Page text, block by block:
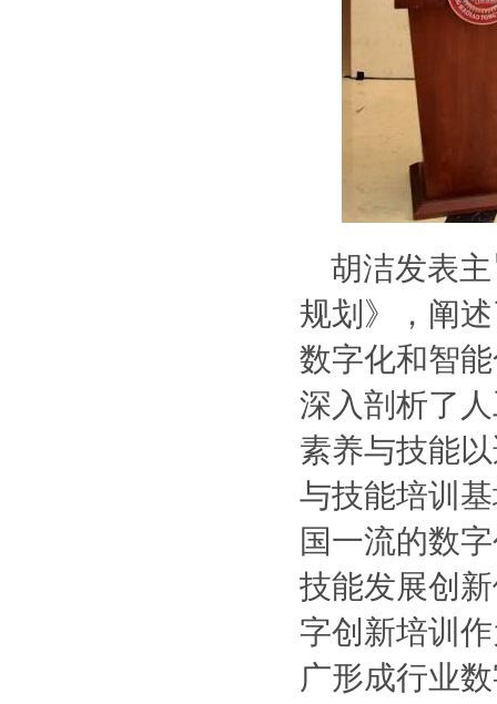
胡洁发表
规划》，阐
数字化和智
深入剖析了
素养与技能
与技能培训
国一流的数
技能发展创
字创新培训
广形成行业